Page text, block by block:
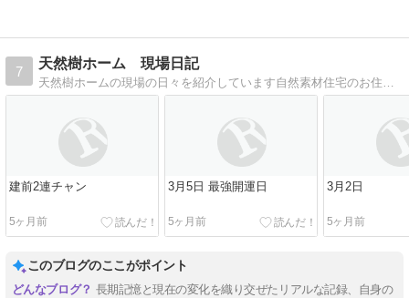
7
天然樹ホーム 現場日記
建前2連チャン
5ヶ月前
3月5日 最強開運日
5ヶ月前
3月2日
5ヶ月前
このブログのここがポイント
長期記憶と現在の変化を織り交ぜたリアルな記録、自身の